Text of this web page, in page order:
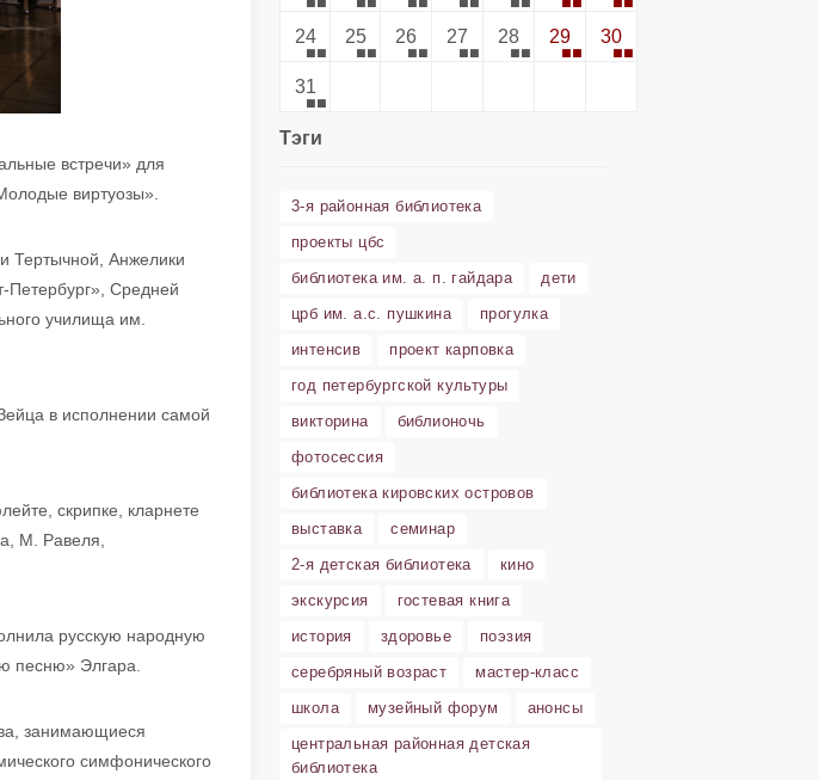
встречи» для
виртуозы».
Тертычной, Анжелики
Петербург», Средней
училища им.
в исполнении самой
скрипке, кларнете
М. Равеля,
русскую народную
песню» Элгара.
занимающиеся
симфонического
24 25 26 27 28 29 30
31
Тэги
3-я районная библиотека
проекты цбс
библиотека им. а. п. гайдара
дети
црб им. а.с. пушкина
прогулка
интенсив
проект карповка
год петербургской культуры
викторина
библионочь
фотосессия
библиотека кировских островов
выставка
семинар
2-я детская библиотека
кино
экскурсия
гостевая книга
история
здоровье
поэзия
серебряный возраст
мастер-класс
школа
музейный форум
анонсы
центральная районная детская
библиотека